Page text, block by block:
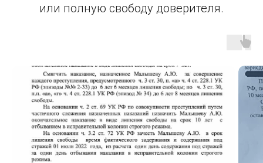
или полную свободу доверителя.